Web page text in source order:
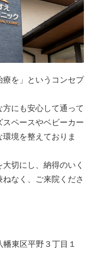
療を」というコンセプ
にも安心して通って
ペースやベビーカー
境を整えておりま
切にし、納得のいく
なく、ご来院くださ
東区平野３丁目１